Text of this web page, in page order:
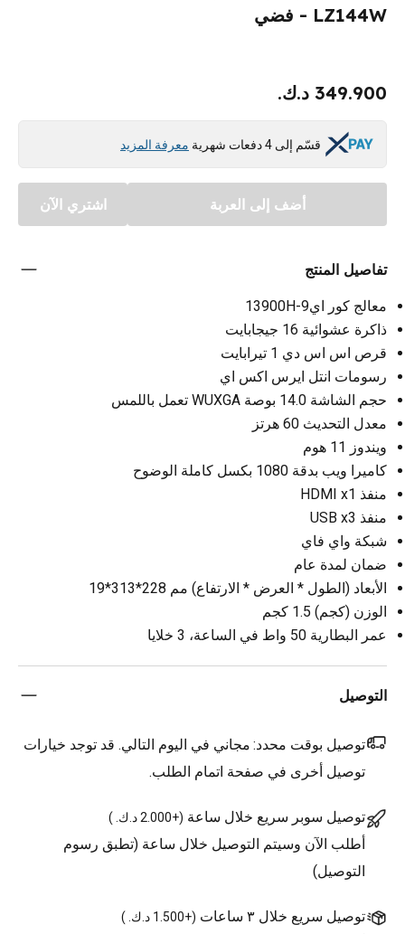
LZ144W - فضي
349.900 د.ك.
قسّم إلى 4 دفعات شهرية معرفة المزيد
أضف إلى العربة اشتري الآن
تفاصيل المنتج
معالج كور اي9-13900H
ذاكرة عشوائية 16 جيجابايت
قرص اس اس دي 1 تيرابايت
رسومات انتل ايرس اكس اي
حجم الشاشة 14.0 بوصة WUXGA تعمل باللمس
معدل التحديث 60 هرتز
ويندوز 11 هوم
كاميرا ويب بدقة 1080 بكسل كاملة الوضوح
منفذ HDMI x1
منفذ USB x3
شبكة واي فاي
ضمان لمدة عام
الأبعاد (الطول * العرض * الارتفاع) مم 228*313*19
الوزن (كجم) 1.5 كجم
عمر البطارية 50 واط في الساعة، 3 خلايا
التوصيل
توصيل بوقت محدد: مجاني في اليوم التالي. قد توجد خيارات
توصيل أخرى في صفحة اتمام الطلب.
توصيل سوبر سريع خلال ساعة (+2.000 د.ك. )
أطلب الآن وسيتم التوصيل خلال ساعة (تطبق رسوم
التوصيل)
توصيل سريع خلال ٣ ساعات (+1.500 د.ك. )